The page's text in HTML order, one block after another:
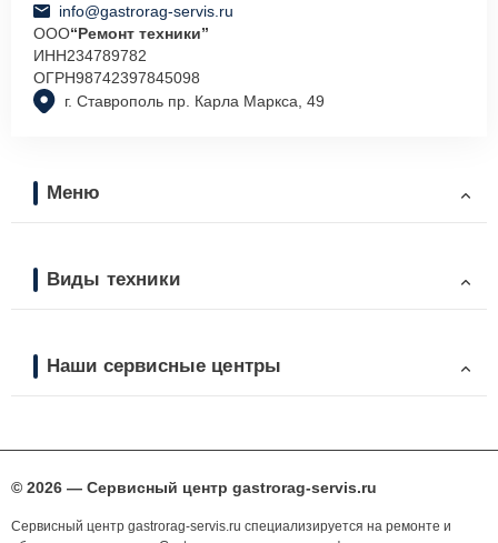
г. Ставрополь пр. Карла Маркса, 49
info@gastrorag-servis.ru
ООО“Ремонт техники”
ИНН234789782
ОГРН98742397845098
Меню
Виды техники
Наши сервисные центры
© 2026 — Сервисный центр gastrorag-servis.ru
Сервисный центр gastrorag-servis.ru специализируется на ремонте и